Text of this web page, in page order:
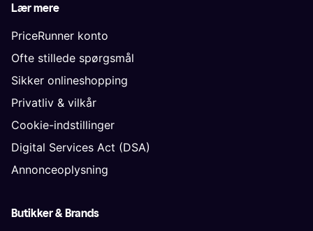
Lær mere
PriceRunner konto
Ofte stillede spørgsmål
Sikker onlineshopping
Privatliv & vilkår
Cookie-indstillinger
Digital Services Act (DSA)
Annonceoplysning
Butikker & Brands